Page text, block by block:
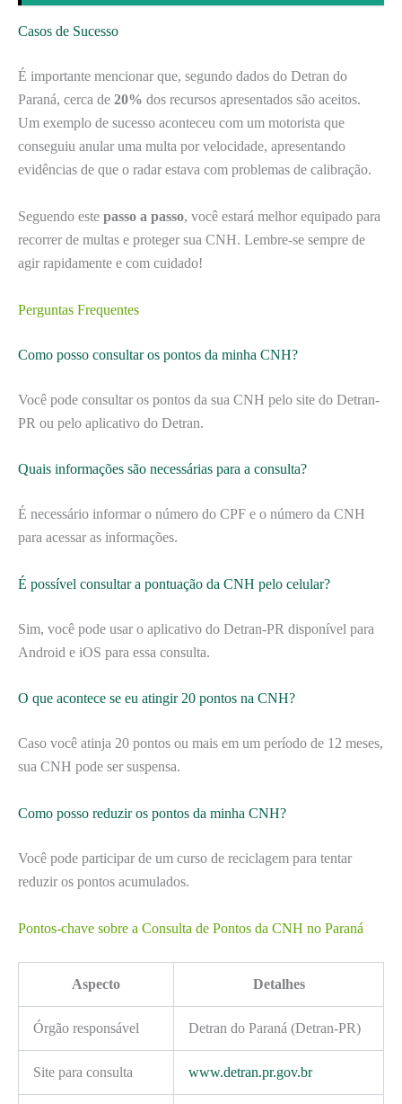
Casos de Sucesso
É importante mencionar que, segundo dados do Detran do
Paraná, cerca de 20% dos recursos apresentados são aceitos.
Um exemplo de sucesso aconteceu com um motorista que
conseguiu anular uma multa por velocidade, apresentando
evidências de que o radar estava com problemas de calibração.
Seguendo este passo a passo, você estará melhor equipado para
recorrer de multas e proteger sua CNH. Lembre-se sempre de
agir rapidamente e com cuidado!
Perguntas Frequentes
Como posso consultar os pontos da minha CNH?
Você pode consultar os pontos da sua CNH pelo site do Detran-
PR ou pelo aplicativo do Detran.
Quais informações são necessárias para a consulta?
É necessário informar o número do CPF e o número da CNH
para acessar as informações.
É possível consultar a pontuação da CNH pelo celular?
Sim, você pode usar o aplicativo do Detran-PR disponível para
Android e iOS para essa consulta.
O que acontece se eu atingir 20 pontos na CNH?
Caso você atinja 20 pontos ou mais em um período de 12 meses,
sua CNH pode ser suspensa.
Como posso reduzir os pontos da minha CNH?
Você pode participar de um curso de reciclagem para tentar
reduzir os pontos acumulados.
Pontos-chave sobre a Consulta de Pontos da CNH no Paraná
Aspecto Detalhes
Órgão responsável Detran do Paraná (Detran-PR)
Site para consulta www.detran.pr.gov.br